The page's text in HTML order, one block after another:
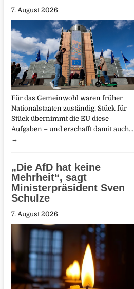
7. August 2026
Für das Gemeinwohl waren früher
Nationalstaaten zuständig. Stück für
Stück übernimmt die EU diese
Aufgaben – und erschafft damit auch…
→
„Die AfD hat keine
Mehrheit“, sagt
Ministerpräsident Sven
Schulze
7. August 2026